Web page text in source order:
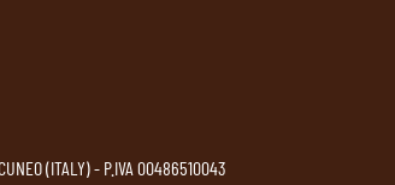
(ITALY) - P.IVA 00486510043